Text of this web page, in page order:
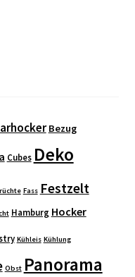
Bezug
Cubes Deko
Fass Festzelt
Hamburg Hocker
Kühleis Kühlung
Obst Panorama